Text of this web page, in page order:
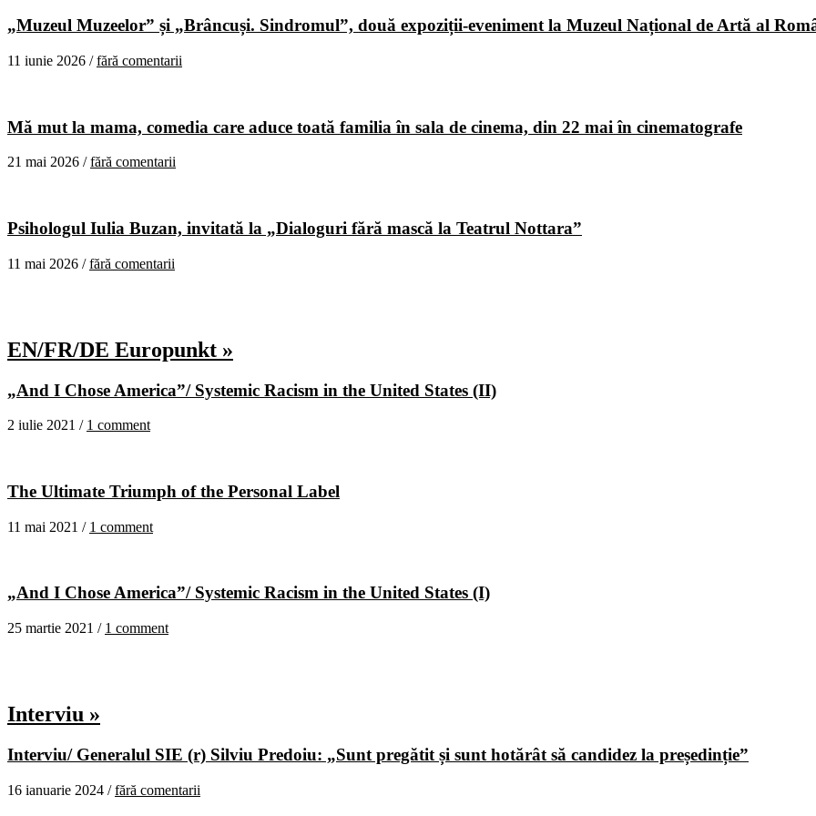
„Muzeul Muzeelor” și „Brâncuși. Sindromul”, două expoziții-eveniment la Muzeul Național de Artă al
11 iunie 2026 /fără comentarii
Mă mut la mama, comedia care aduce toată familia în sala de cinema, din 22 mai în cinematografe
21 mai 2026 /fără comentarii
Psihologul Iulia Buzan, invitată la „Dialoguri fără mască la Teatrul Nottara”
11 mai 2026 /fără comentarii
EN/FR/DE Europunkt »
„And I Chose America”/ Systemic Racism in the United States (II)
2 iulie 2021 / 1 comment
The Ultimate Triumph of the Personal Label
11 mai 2021 / 1 comment
„And I Chose America”/ Systemic Racism in the United States (I)
25 martie 2021 / 1 comment
Interviu »
Interviu/ Generalul SIE (r) Silviu Predoiu: „Sunt pregătit și sunt hotărât să candidez la președinție”
16 ianuarie 2024 /fără comentarii